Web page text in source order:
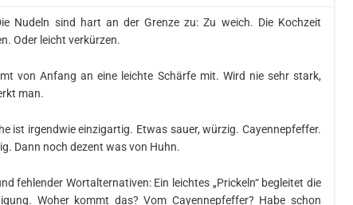
Nudeln sind hart an der Grenze zu: Zu weich. Die Kochzeit
Oder leicht verkürzen.
von Anfang an eine leichte Schärfe mit. Wird nie sehr stark,
man.
ist irgendwie einzigartig. Etwas sauer, würzig. Cayennepfeffer.
Dann noch dezent was von Huhn.
fehlender Wortalternativen: Ein leichtes „Prickeln“ begleitet die
Woher kommt das? Vom Cayennepfeffer? Habe schon